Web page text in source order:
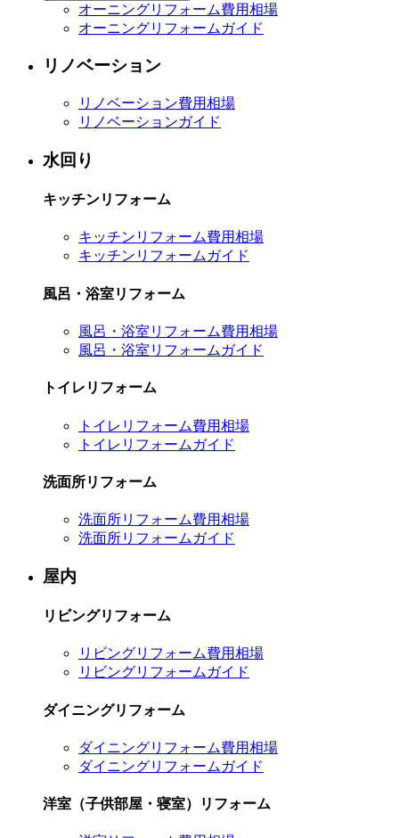
オーニングリフォーム費用相場
オーニングリフォームガイド
リノベーション
リノベーション費用相場
リノベーションガイド
水回り
キッチンリフォーム
キッチンリフォーム費用相場
キッチンリフォームガイド
風呂・浴室リフォーム
風呂・浴室リフォーム費用相場
風呂・浴室リフォームガイド
トイレリフォーム
トイレリフォーム費用相場
トイレリフォームガイド
洗面所リフォーム
洗面所リフォーム費用相場
洗面所リフォームガイド
屋内
リビングリフォーム
リビングリフォーム費用相場
リビングリフォームガイド
ダイニングリフォーム
ダイニングリフォーム費用相場
ダイニングリフォームガイド
洋室（子供部屋・寝室）リフォーム